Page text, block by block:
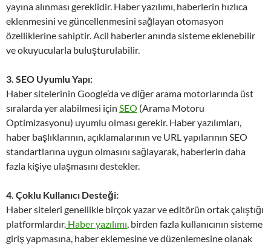
yayına alınması gereklidir. Haber yazılımı, haberlerin hızlıca
eklenmesini ve güncellenmesini sağlayan otomasyon
özelliklerine sahiptir. Acil haberler anında sisteme eklenebilir
ve okuyucularla buluşturulabilir.
3. SEO Uyumlu Yapı:
Haber sitelerinin Google’da ve diğer arama motorlarında üst
sıralarda yer alabilmesi için SEO (Arama Motoru
Optimizasyonu) uyumlu olması gerekir. Haber yazılımları,
haber başlıklarının, açıklamalarının ve URL yapılarının SEO
standartlarına uygun olmasını sağlayarak, haberlerin daha
fazla kişiye ulaşmasını destekler.
4. Çoklu Kullanıcı Desteği:
Haber siteleri genellikle birçok yazar ve editörün ortak çalıştığı
platformlardır. Haber yazılımı, birden fazla kullanıcının sisteme
giriş yapmasına, haber eklemesine ve düzenlemesine olanak